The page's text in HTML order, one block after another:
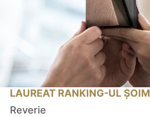
LAUREAT RANKING-UL
Reverie